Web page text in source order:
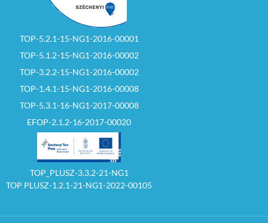
TOP-5.2.1-15-NG1-2016-00001
TOP-5.1.2-15-NG1-2016-00002
TOP-3.2.2-15-NG1-2016-00002
TOP-1.4.1-15-NG1-2016-00008
TOP-5.3.1-16-NG1-2017-00008
EFOP-2.1.2-16-2017-00020
TOP_PLUSZ-3.3.2-21-NG1
TOP PLUSZ-1.2.1-21-NG1-2022-00105